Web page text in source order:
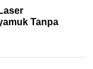
Tanpa